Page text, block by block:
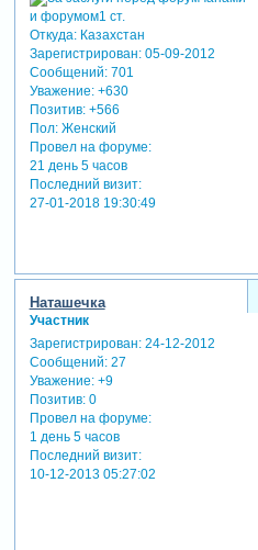
Откуда:Казахстан
Зарегистрирован: 05-09-2012
Сообщений:701
Уважение: +630
Позитив: +566
Пол:Женский
Провел на форуме:
21 день 5 часов
Последний визит:
27-01-2018 19:30:49
Наташечка
Участник
Зарегистрирован: 24-12-2012
Сообщений:27
Уважение: +9
Позитив: 0
Провел на форуме:
1 день 5 часов
Последний визит:
10-12-2013 05:27:02